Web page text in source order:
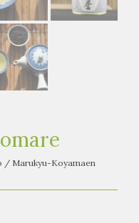
/ Marukyu-Koyamaen